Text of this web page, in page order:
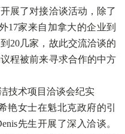
展了对接洽谈活动，除了
17家来自加拿大的企业到
20几家，故此交流洽谈的
程被前来寻求合作的中方
艳女士在魁北克政府的引
先生开展了深入洽谈。